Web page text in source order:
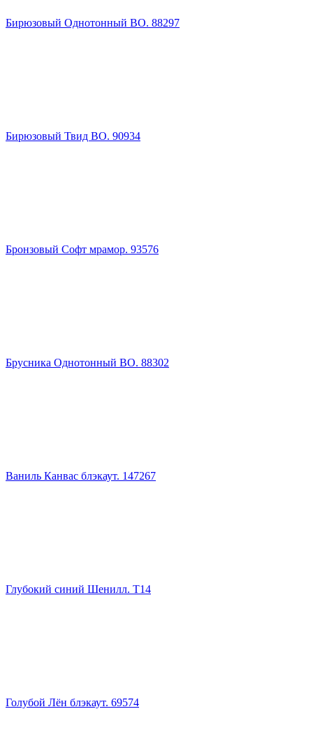
Бирюзовый Однотонный BO. 88297
Бирюзовый Твид ВО. 90934
Бронзовый Софт мрамор. 93576
Брусника Однотонный ВО. 88302
Ваниль Канвас блэкаут. 147267
Глубокий синий Шенилл. Т14
Голубой Лён блэкаут. 69574